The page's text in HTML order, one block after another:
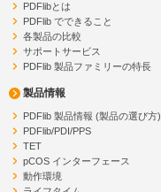
PDFlibとは
PDFlib でできること
各製品の比較
サポートサービス
PDFlib 製品ファミリーの特長
製品情報
PDFlib 製品情報 (製品の選び方)
PDFlib/PDI/PPS
TET
pCOS インターフェース
動作環境